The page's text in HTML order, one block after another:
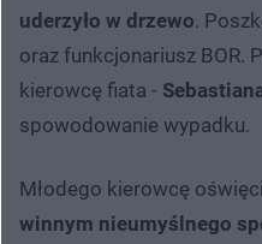
uderzyło w drzewo.
oraz funkcjonariusz BOR.
kierowcę fiata -
spowodowanie wypadku.
Młodego kierowcę
winnym nieumyślnego